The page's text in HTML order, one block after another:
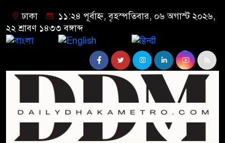
ঢাকা
১১:২৪ পূর্বাহ্ন, বৃহস্পতিবার, ০৬ অগাস্ট ২০২৬,
২২ শ্রাবণ ১৪৩৩ বঙ্গাব্দ